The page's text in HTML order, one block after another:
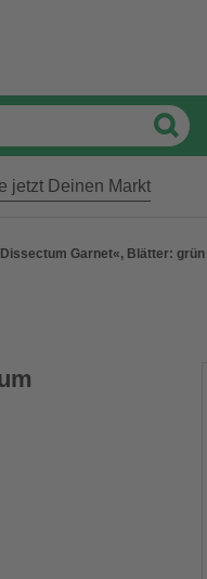
jetzt Deinen Markt
Garnet«, Blätter: grün